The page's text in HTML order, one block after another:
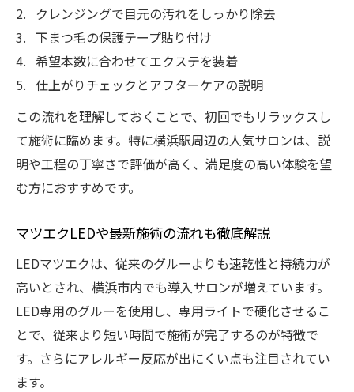
クレンジングで目元の汚れをしっかり除去
下まつ毛の保護テープ貼り付け
希望本数に合わせてエクステを装着
仕上がりチェックとアフターケアの説明
この流れを理解しておくことで、初回でもリラックスし
て施術に臨めます。特に横浜駅周辺の人気サロンは、説
明や工程の丁寧さで評価が高く、満足度の高い体験を望
む方におすすめです。
マツエクLEDや最新施術の流れも徹底解説
LEDマツエクは、従来のグルーよりも速乾性と持続力が
高いとされ、横浜市内でも導入サロンが増えています。
LED専用のグルーを使用し、専用ライトで硬化させるこ
とで、従来より短い時間で施術が完了するのが特徴で
す。さらにアレルギー反応が出にくい点も注目されてい
ます。